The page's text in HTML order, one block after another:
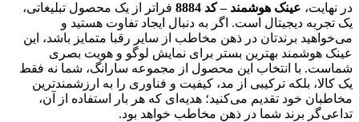
در نهایت، عینک هوشمند – کد 8884
فراتر از یک محصول تبلیغاتی،
یک تجربه دیجیتال است. اگر به دنبال ایجاد تفاوت هستید و
می‌خواهید برندتان در ذهن مخاطب از سایر رقبا متمایز باشد، این
عینک هوشمند بهترین بستر برای نمایش لوگو و هویت بصری
شماست. با انتخاب این محصول از مجموعه سارانگ، شما نه فقط
یک کالا، بلکه ترکیبی از مد، کیفیت و فناوری را به ارزشمندترین
مخاطبان خود تقدیم می‌کنید؛ هدیه‌ای که هر بار استفاده از آن،
تداعی‌گر برند شما در ذهن مخاطب خواهد بود.